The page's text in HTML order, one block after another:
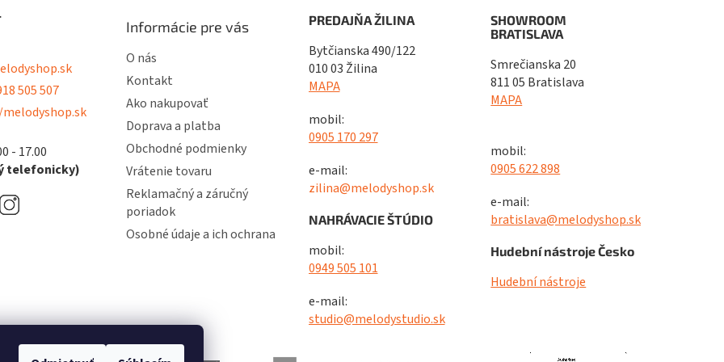
505 507
- 17.00
telefonicky)
Informácie pre vás
O nás
Kontakt
Ako nakupovať
Doprava a platba
Obchodné podmienky
Vrátenie tovaru
Reklamačný a záručný
poriadok
Osobné údaje a ich ochrana
PREDAJŇA ŽILINA
Bytčianska 490/122
010 03 Žilina
MAPA
mobil:
0905 170 297
e-mail:
zilina@melodyshop.sk
NAHRÁVACIE ŠTÚDIO
mobil:
0949 505 101
e-mail:
studio@melodystudio.sk
SHOWROOM
BRATISLAVA
Smrečianska 20
811 05 Bratislava
MAPA
mobil:
0905 622 898
e-mail:
bratislava@melodyshop.sk
Hudební nástroje Česko
Hudební nástroje